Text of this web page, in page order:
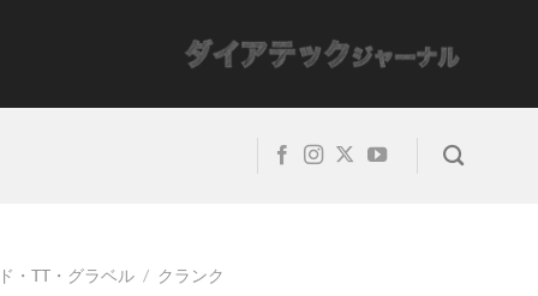
・TT・グラベル / クランク